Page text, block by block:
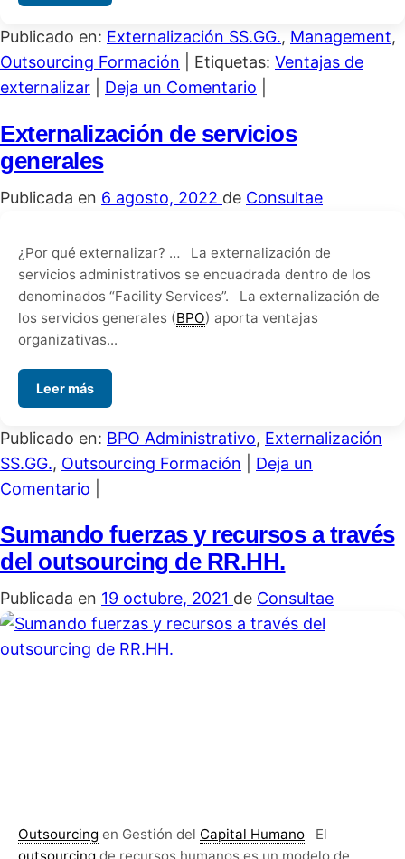
Publicado en: Externalización SS.GG., Management,
Outsourcing Formación
Etiquetas: Ventajas de
externalizar
Deja un Comentario
Externalización de servicios
generales
Publicada en 6 agosto, 2022 de Consultae
¿Por qué externalizar? … La externalización de
servicios administrativos se encuadrada dentro de los
denominados “Facility Services”. La externalización de
los servicios generales (BPO) aporta ventajas
organizativas...
Leer más
Publicado en: BPO Administrativo, Externalización
SS.GG., Outsourcing Formación
Deja un
Comentario
Sumando fuerzas y recursos a través
del outsourcing de RR.HH.
Publicada en 19 octubre, 2021 de Consultae
Outsourcing en Gestión del Capital Humano El